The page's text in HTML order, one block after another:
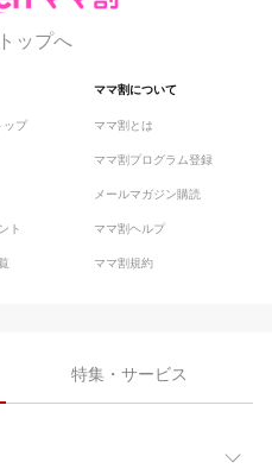
ップへ
ップ
ト
ママ割について
ママ割とは
ママ割プログラム登録
メールマガジン購読
ママ割ヘルプ
ママ割規約
特集・サービス